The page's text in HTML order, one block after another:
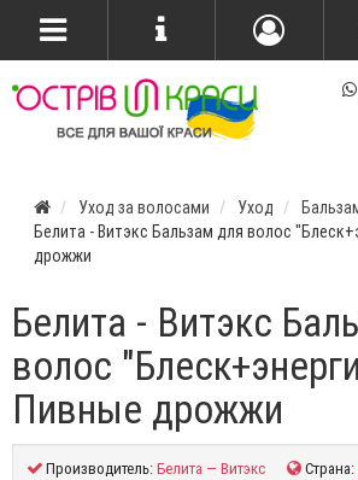
Уход за волосами Уход
Белита - Витэкс Бальзам для волос
дрожжи
Белита - Витэкс
волос
Пивные дрожжи
Производитель:Белита — Витэкс Страна: